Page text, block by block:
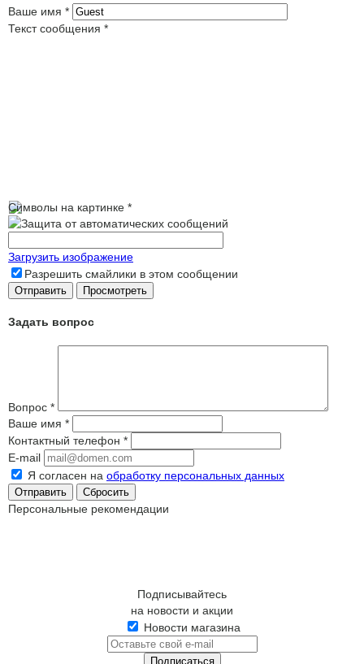
Ваше имя *
Текст сообщения *
Символы на картинке *
Загрузить изображение
Разрешить смайлики в этом сообщении
Задать вопрос
Вопрос *
Ваше имя *
Контактный телефон *
E-mail
Я согласен на обработку персональных данных
Сбросить
Персональные рекомендации
Подписывайтесь
на новости и акции
Новости магазина